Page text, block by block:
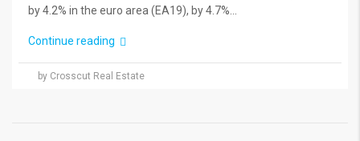
by 4.2% in the euro area (EA19), by 4.7%...
Continue reading
by Crosscut Real Estate